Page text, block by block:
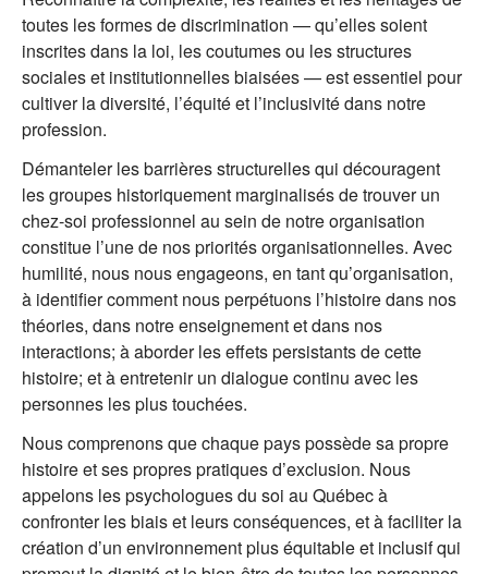
toutes les formes de discrimination — qu’elles soient
inscrites dans la loi, les coutumes ou les structures
sociales et institutionnelles biaisées — est essentiel pour
cultiver la diversité, l’équité et l’inclusivité dans notre
profession.
Démanteler les barrières structurelles qui découragent
les groupes historiquement marginalisés de trouver un
chez-soi professionnel au sein de notre organisation
constitue l’une de nos priorités organisationnelles. Avec
humilité, nous nous engageons, en tant qu’organisation,
à identifier comment nous perpétuons l’histoire dans nos
théories, dans notre enseignement et dans nos
interactions; à aborder les effets persistants de cette
histoire; et à entretenir un dialogue continu avec les
personnes les plus touchées.
Nous comprenons que chaque pays possède sa propre
histoire et ses propres pratiques d’exclusion. Nous
appelons les psychologues du soi au Québec à
confronter les biais et leurs conséquences, et à faciliter la
création d’un environnement plus équitable et inclusif qui